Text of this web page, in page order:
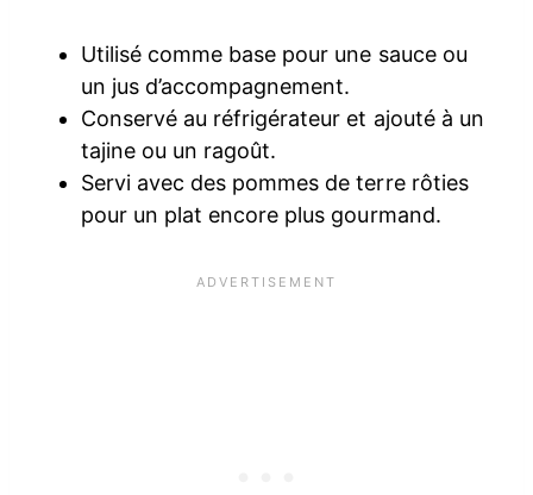
Utilisé comme base pour une sauce ou
un jus d’accompagnement.
Conservé au réfrigérateur et ajouté à un
tajine ou un ragoût.
Servi avec des pommes de terre rôties
pour un plat encore plus gourmand.